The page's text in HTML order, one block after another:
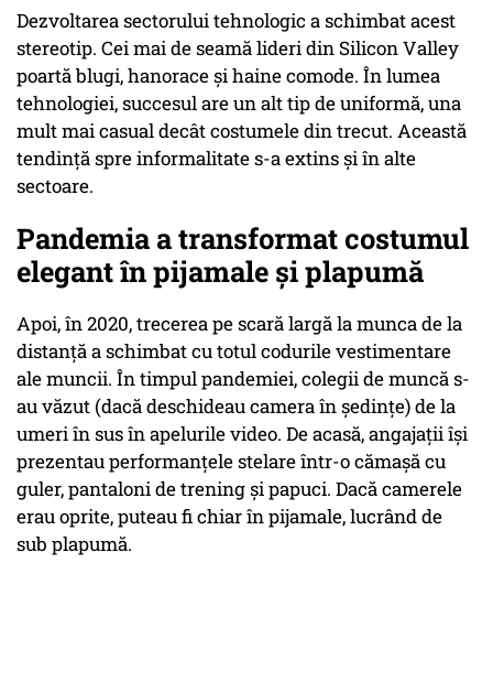
Dezvoltarea sectorului tehnologic a schimbat acest
stereotip. Cei mai de seamă lideri din Silicon Valley
poartă blugi, hanorace și haine comode. În lumea
tehnologiei, succesul are un alt tip de uniformă, una
mult mai casual decât costumele din trecut. Această
tendință spre informalitate s-a extins și în alte
sectoare.
Pandemia a transformat costumul
elegant în pijamale și plapumă
Apoi, în 2020, trecerea pe scară largă la munca de la
distanță a schimbat cu totul codurile vestimentare
ale muncii. În timpul pandemiei, colegii de muncă s-
au văzut (dacă deschideau camera în ședințe) de la
umeri în sus în apelurile video. De acasă, angajații își
prezentau performanțele stelare într-o cămașă cu
guler, pantaloni de trening și papuci. Dacă camerele
erau oprite, puteau fi chiar în pijamale, lucrând de
sub plapumă.